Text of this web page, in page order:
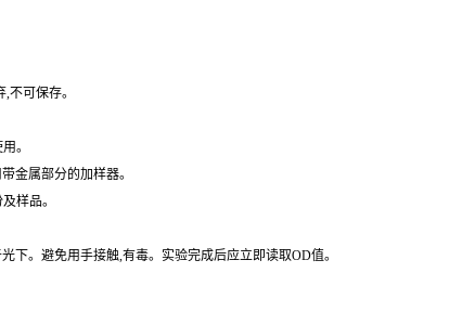
。
可保存。
用。
金属部分的加样器。
及样品。
下。避免用手接触,有毒。实验完成后应立即读取OD值。